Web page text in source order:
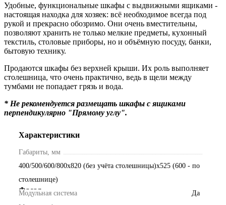
Удобные, функциональные шкафы с выдвижными ящиками -
настоящая находка для хозяек: всё необходимое всегда под
рукой и прекрасно обозримо. Они очень вместительны,
позволяют хранить не только мелкие предметы, кухонный
текстиль, столовые приборы, но и объёмную посуду, банки,
бытовую технику.
Продаются шкафы без верхней крыши. Их роль выполняет
столешница, что очень практично, ведь в щели между
тумбами не попадает грязь и вода.
* Не рекомендуется размещать шкафы с ящиками
перпендикулярно "Прямому углу".
Характеристики
Габариты, мм
400/500/600/800х820 (без учёта столешницы)х525 (600 - по
столешнице)
Модульная система
Да
Фасад